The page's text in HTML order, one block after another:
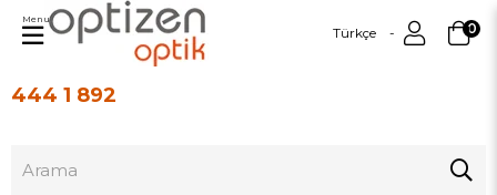
444 1 892
Türkçe 0
Menu